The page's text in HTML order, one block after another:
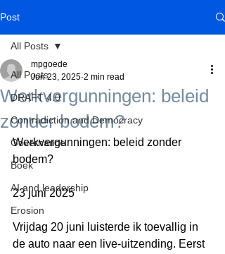
Post
All Posts
DRAFT 4.0
Contradiction and Democracy
Governance
Boek
AI and leadership
Erosion
All Posts
Werkvergunningen: beleid
zonder bodem?
mpgoede
Jun 23, 2025 2 min read
Werkvergunningen: beleid zonder
bodem?
23 juni 2025
Vrijdag 20 juni luisterde ik toevallig in
de auto naar een live-uitzending. Eerst